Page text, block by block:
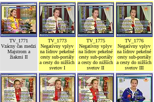
TV_1771
Vzácny čas medzi
Majstrom a
žiakmi II
TV_1773
Negatívny vplyv
na lídrov pekelné
cesty sub-portály
a cesty do nižších
svetov I
TV_1775
Negatívny vplyv
na lídrov pekelné
cesty sub-portály
a cesty do nižších
svetov II
TV_1776
Negatívny vplyv
na lídrov pekelné
cesty sub-portály
a cesty do nižších
svetov III